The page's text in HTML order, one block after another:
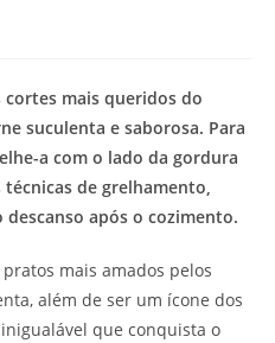
cortes mais queridos do
suculenta e saborosa. Para
a com o lado da gordura
de grelhamento,
após o cozimento.
mais amados pelos
além de ser um ícone dos
que conquista o